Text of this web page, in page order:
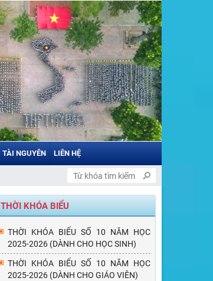
TÀI NGUYÊN LIÊN HỆ
THỜI KHÓA BIỂU
THỜI KHÓA BIỂU SỐ 10 NĂM HỌC
2025-2026 (DÀNH CHO HỌC SINH)
THỜI KHÓA BIỂU SỐ 10 NĂM HỌC
2025-2026 (DÀNH CHO GIÁO VIÊN)